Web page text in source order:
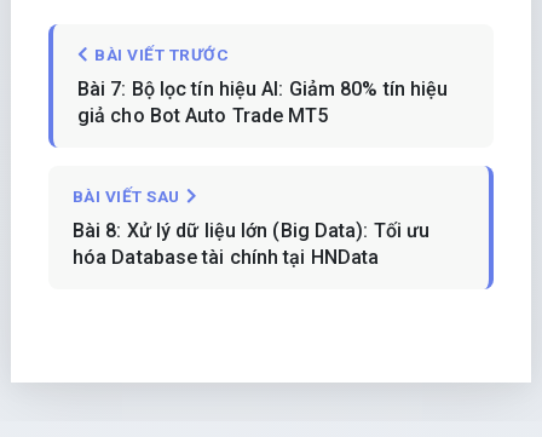
BÀI VIẾT TRƯỚC
Bài 7: Bộ lọc tín hiệu AI: Giảm 80% tín hiệu
giả cho Bot Auto Trade MT5
BÀI VIẾT SAU
Bài 8: Xử lý dữ liệu lớn (Big Data): Tối ưu
hóa Database tài chính tại HNData